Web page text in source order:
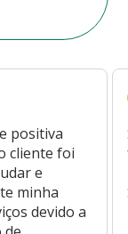
positiva
cliente foi
e
minha
devido a